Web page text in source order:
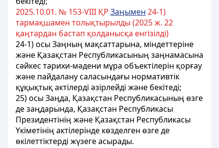
2025.10.01. № 153-VIII ҚР Заңымен 24-1)
тармақшамен толықтырылды (2025 ж. 22
қаңтардан бастап қолданысқа енгізілді)
24-1) осы Заңның мақсаттарына, міндеттеріне
және Қазақстан Республикасының заңнамасына
сәйкес тарихи-мәдени мұра объектілерін қорғау
және пайдалану саласындағы нормативтік
құқықтық актілерді әзірлейді және бекітеді;
25) осы Заңда, Қазақстан Республикасының өзге
де заңдарында, Қазақстан Республикасы
Президентінің және Қазақстан Республикасы
Үкіметінің актілерінде көзделген өзге де
өкілеттіктерді жүзеге асырады.